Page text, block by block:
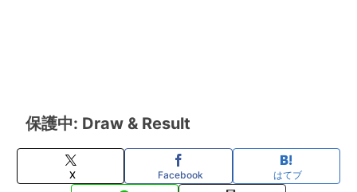
保護中: Draw & Result
X Facebook はてブ